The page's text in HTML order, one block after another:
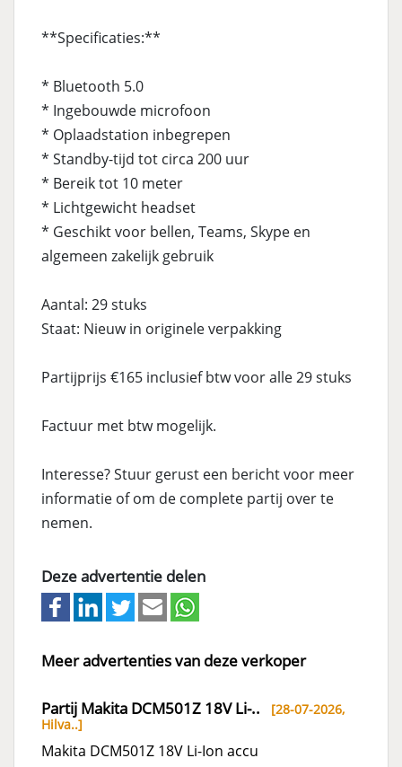
**Specificaties:**
* Bluetooth 5.0
* Ingebouwde microfoon
* Oplaadstation inbegrepen
* Standby-tijd tot circa 200 uur
* Bereik tot 10 meter
* Lichtgewicht headset
* Geschikt voor bellen, Teams, Skype en
algemeen zakelijk gebruik
Aantal: 29 stuks
Staat: Nieuw in originele verpakking
Partijprijs €165 inclusief btw voor alle 29 stuks
Factuur met btw mogelijk.
Interesse? Stuur gerust een bericht voor meer
informatie of om de complete partij over te
nemen.
Deze advertentie delen
Meer advertenties van deze verkoper
Partij Makita DCM501Z 18V Li-.. [28-07-2026,
Hilva..]
Makita DCM501Z 18V Li-Ion accu